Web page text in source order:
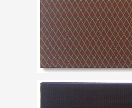
Documentation
Visites d'ateliers
Production vidéo